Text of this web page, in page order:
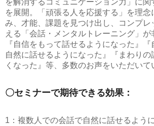
を解消するコミュニケーション力」に
を展開。「頑張る人を応援する」を理念
み、才能、課題を見つけ出し、コンプレ
える「会話・メンタルトレーニング」が
『自信をもって話せるようになった』
自然に話せるようになった』『まわりの
くなった』等、多数のお声をいただいて
〇セミナーで期待できる効果：
1：複数人での会話で自然に話せるよう